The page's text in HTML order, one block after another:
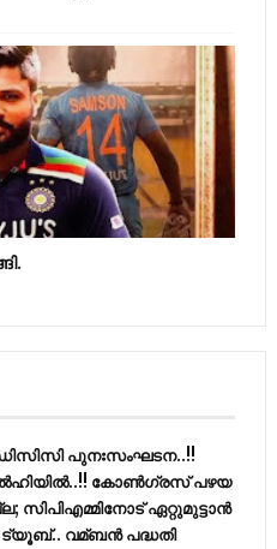
പുനഃസംഘടന..!!
കോണ്‍ഗ്രസ് പഴയ
ഏറ്റുമുട്ടാന്‍
വമ്ബന്‍ പദ്ധതി